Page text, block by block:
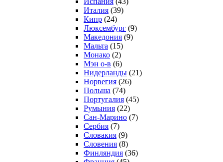
Италия (39)
Кипр (24)
Люксембург (9)
Македония (9)
Мальта (15)
Монако (2)
Мэн о-в (6)
Нидерланды (21)
Норвегия (26)
Польша (74)
Португалия (45)
Румыния (22)
Сан-Марино (7)
Сербия (7)
Словакия (9)
Словения (8)
Финляндия (36)